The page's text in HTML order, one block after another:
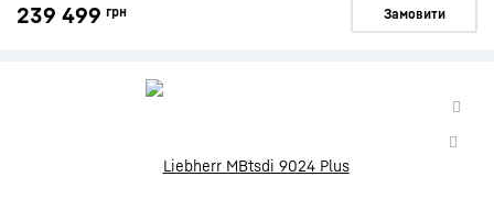
239 499 грн Замовити